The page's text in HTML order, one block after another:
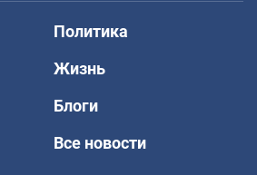
Политика
Жизнь
Блоги
Все новости